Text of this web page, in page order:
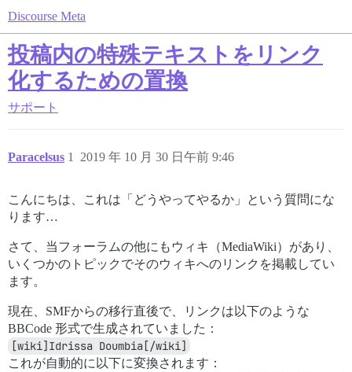
Discourse Meta
投稿内の特殊テキストをリンク
化するための置換
サポート
Paracelsus 2019 年 10 月 30 日午前 9:46
1
こんにちは、これは「どうやってやるか」という質問にな
ります…
さて、当フォーラムの他にもウィキ（MediaWiki）があり、
いくつかのトピックでそのウィキへのリンクを掲載してい
ます。
現在、SMFからの移行直後で、リンクは以下のような
BBCode 形式で生成されていました：
[wiki]Idrissa Doumbia[/wiki]
これが自動的に以下に変換されます：